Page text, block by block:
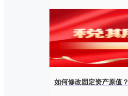
如何修改固定资产原值？